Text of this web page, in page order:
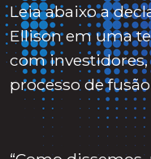
Leia abaixo a
Ellison em uma
com
processo de